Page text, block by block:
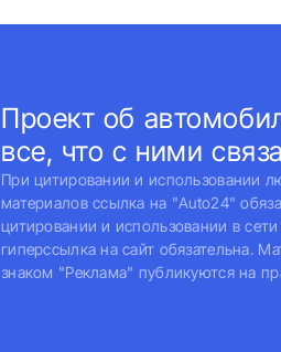
Проект об
все, что с ними
При цитировании и использовании
материалов ссылка на "Auto24"
цитировании и использовании в
гиперссылка на сайт обязательна.
знаком "Реклама" публикуются на